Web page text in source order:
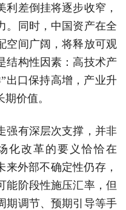
差倒挂将逐步收窄，
。同时，中国资产在全
空间广阔，将释放可观
结构性因素：高技术产
出口保持高增，产业升
价值。
强有深层次支撑，并非
化改革的要义恰恰在
来外部不确定性仍存，
能阶段性施压汇率，但
期调节、预期引导等手